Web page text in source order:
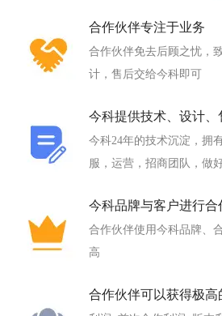
合作伙伴专注于业务
合作伙伴免去后顾之忧，
计，售后交给今科即可
今科提供技术、设计、
今科24年的技术沉淀，拥
服，运营，招商团队，做
今科品牌与客户进行合
合作伙伴使用今科品牌、
高
合作伙伴可以获得极高